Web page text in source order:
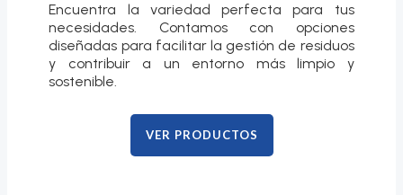
Encuentra la variedad perfecta para tus
necesidades. Contamos con opciones
diseñadas para facilitar la gestión de residuos
y contribuir a un entorno más limpio y
sostenible.
VER PRODUCTOS